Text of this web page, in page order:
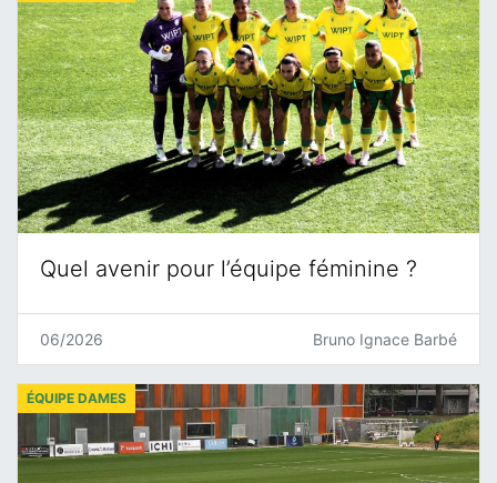
Quel avenir pour l’équipe féminine ?
06/2026 Bruno Ignace Barbé
ÉQUIPE DAMES